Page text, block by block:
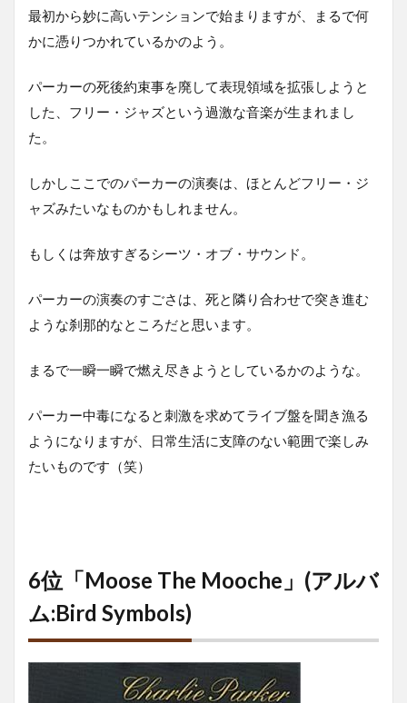
最初から妙に高いテンションで始まりますが、まるで何
かに憑りつかれているかのよう。
パーカーの死後約束事を廃して表現領域を拡張しようと
した、フリー・ジャズという過激な音楽が生まれまし
た。
しかしここでのパーカーの演奏は、ほとんどフリー・ジ
ャズみたいなものかもしれません。
もしくは奔放すぎるシーツ・オブ・サウンド。
パーカーの演奏のすごさは、死と隣り合わせで突き進む
ような刹那的なところだと思います。
まるで一瞬一瞬で燃え尽きようとしているかのような。
パーカー中毒になると刺激を求めてライブ盤を聞き漁る
ようになりますが、日常生活に支障のない範囲で楽しみ
たいものです（笑）
6位「Moose The Mooche」(アルバ
ム:Bird Symbols)